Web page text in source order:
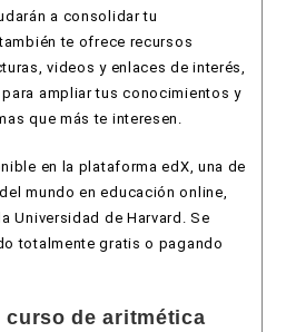
a consolidar tu
te ofrece recursos
videos y enlaces de interés,
ampliar tus conocimientos y
que más te interesen.
en la plataforma edX, una de
mundo en educación online,
Universidad de Harvard. Se
totalmente gratis o pagando
curso de aritmética